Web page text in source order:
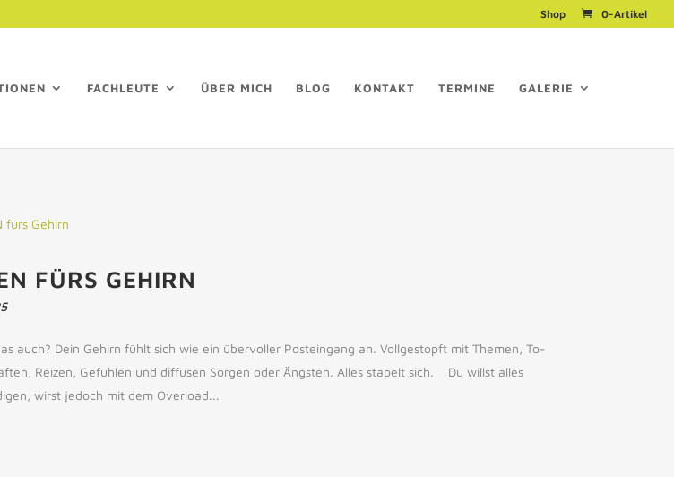
Shop 0-Artikel
FACHLEUTE ÜBER MICH BLOG KONTAKT TERMINE GALERIE
FÜRS GEHIRN
auch? Dein Gehirn fühlt sich wie ein übervoller Posteingang an. Vollgestopft mit Themen, To-
Reizen, Gefühlen und diffusen Sorgen oder Ängsten. Alles stapelt sich. Du willst alles
wirst jedoch mit dem Overload...